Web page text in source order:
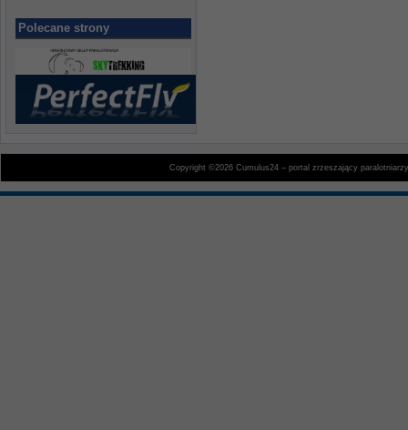
Polecane strony
Copyright ©2026 Cumulus24 – portal zrzeszający